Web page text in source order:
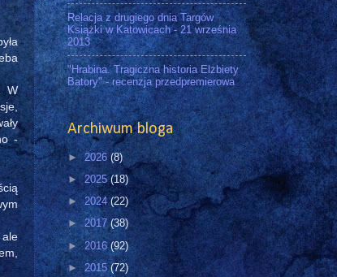
W
-
ale
Relacja z drugiego dnia Targów
Książki w Katowicach - 21 września
2013
"Hrabina. Tragiczna historia Elżbiety
Batory" - recenzja przedpremierowa
Archiwum bloga
►2026(8)
►2025(18)
►2024(22)
►2017(38)
►2016(92)
►2015(72)